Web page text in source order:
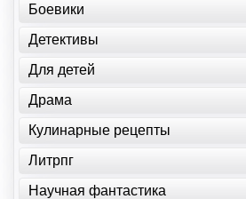
Боевики
Детективы
Для детей
Драма
Кулинарные рецепты
Литрпг
Научная фантастика